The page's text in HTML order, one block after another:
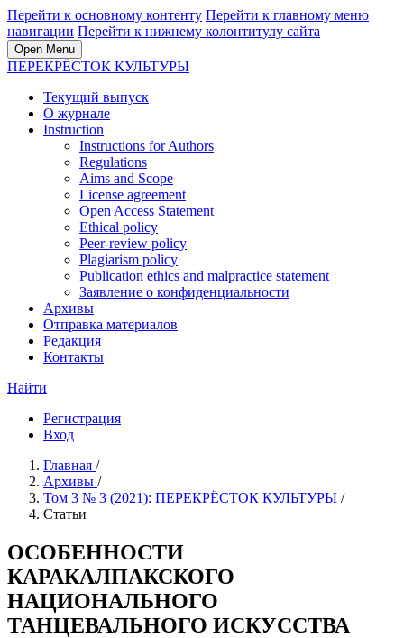
Перейти к основному контенту Перейти к главному меню
навигации Перейти к нижнему колонтитулу сайта
Open Menu
ПЕРЕКРЁСТОК КУЛЬТУРЫ
Текущий выпуск
О журнале
Instruction
Instructions for Authors
Regulations
Aims and Scope
License agreement
Open Access Statement
Ethical policy
Peer-review policy
Plagiarism policy
Publication ethics and malpractice statement
Заявление о конфиденциальности
Архивы
Отправка материалов
Редакция
Контакты
Найти
Регистрация
Вход
Главная /
Архивы /
Том 3 № 3 (2021): ПЕРЕКРЁСТОК КУЛЬТУРЫ /
Статьи
ОСОБЕННОСТИ
КАРАКАЛПАКСКОГО
НАЦИОНАЛЬНОГО
ТАНЦЕВАЛЬНОГО ИСКУССТВА